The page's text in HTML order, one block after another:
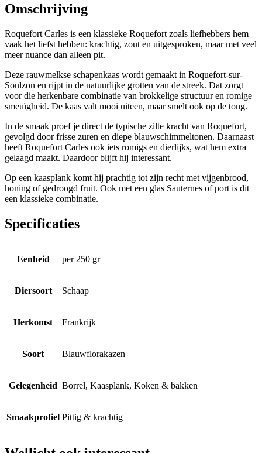
Omschrijving
Roquefort Carles is een klassieke Roquefort zoals liefhebbers hem
vaak het liefst hebben: krachtig, zout en uitgesproken, maar met veel
meer nuance dan alleen pit.
Deze rauwmelkse schapenkaas wordt gemaakt in Roquefort-sur-
Soulzon en rijpt in de natuurlijke grotten van de streek. Dat zorgt
voor die herkenbare combinatie van brokkelige structuur en romige
smeuïgheid. De kaas valt mooi uiteen, maar smelt ook op de tong.
In de smaak proef je direct de typische zilte kracht van Roquefort,
gevolgd door frisse zuren en diepe blauwschimmeltonen. Daarnaast
heeft Roquefort Carles ook iets romigs en dierlijks, wat hem extra
gelaagd maakt. Daardoor blijft hij interessant.
Op een kaasplank komt hij prachtig tot zijn recht met vijgenbrood,
honing of gedroogd fruit. Ook met een glas Sauternes of port is dit
een klassieke combinatie.
Specificaties
Eenheid per 250 gr
Diersoort Schaap
Herkomst Frankrijk
Soort Blauwflorakazen
Gelegenheid Borrel, Kaasplank, Koken & bakken
Smaakprofiel Pittig & krachtig